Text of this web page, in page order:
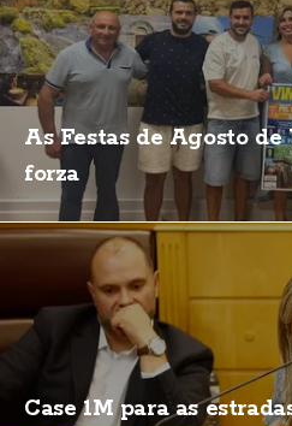
As Festas de Agosto
forza
Case 1M para as